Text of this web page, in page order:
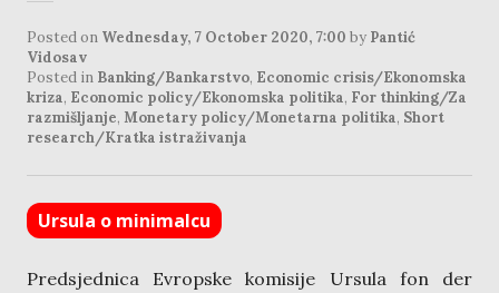
Posted on Wednesday, 7 October 2020, 7:00 by Pantić
Vidosav
Posted in Banking/Bankarstvo, Economic crisis/Ekonomska
kriza, Economic policy/Ekonomska politika, For thinking/Za
razmišljanje, Monetary policy/Monetarna politika, Short
research/Kratka istraživanja
Ursula o minimalcu
Predsjednica Evropske komisije Ursula fon der